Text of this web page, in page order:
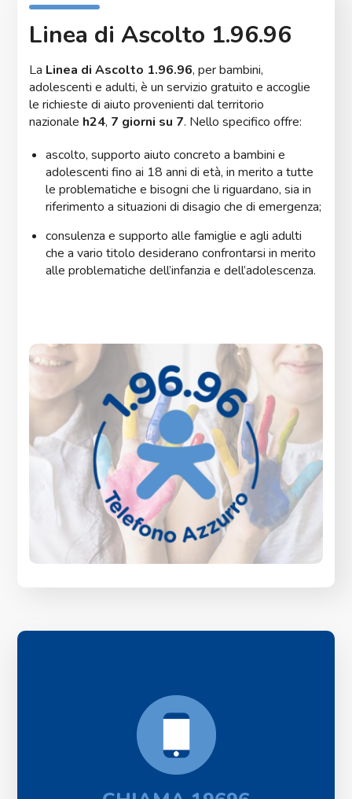
Linea di Ascolto 1.96.96
La Linea di Ascolto 1.96.96, per bambini,
adolescenti e adulti, è un servizio gratuito e accoglie
le richieste di aiuto provenienti dal territorio
nazionale h24, 7 giorni su 7. Nello specifico offre:
ascolto, supporto aiuto concreto a bambini e
adolescenti fino ai 18 anni di età, in merito a tutte
le problematiche e bisogni che li riguardano, sia in
riferimento a situazioni di disagio che di emergenza;
consulenza e supporto alle famiglie e agli adulti
che a vario titolo desiderano confrontarsi in merito
alle problematiche dell’infanzia e dell’adolescenza.